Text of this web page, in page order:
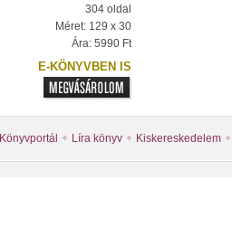
304 oldal
Méret: 129 x 30
Ára: 5990 Ft
E-KÖNYVBEN IS
Könyvportál Líra könyv Kiskereskedelem